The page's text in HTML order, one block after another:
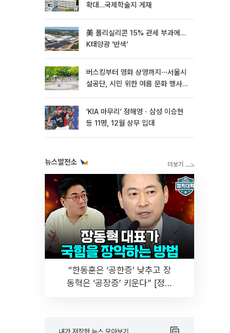
확대…국제학술지 게재
美 폴리실리콘 15% 관세 부과에…
K태양광 ‘반색’
버스킹부터 영화 상영까지⋯서울시
설공단, 시민 위한 여름 문화 행사
‘KIA 마무리’ 정해영ㆍ삼성 이승현
등 11명, 12월 상무 입대
뉴스발전소
“한동훈은 ‘공한증’ 낮추고 장
동혁은 ‘공장증’ 키운다” [정치